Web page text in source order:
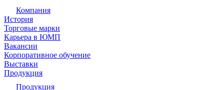
Компания
История
Торговые марки
Карьера в ЮМП
Вакансии
Корпоративное обучение
Выставки
Продукция
Продукция